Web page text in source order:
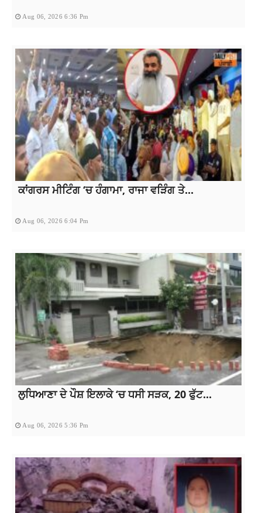
Aug 06, 2026 6:36 Pm
ਕਾਂਗਰਸ ਮੀਟਿੰਗ ‘ਚ ਹੰਗਾਮਾ, ਰਾਜਾ ਵੜਿੰਗ ਤੇ...
Aug 06, 2026 6:04 Pm
ਲੁਧਿਆਣਾ ਦੇ ਪੌਸ਼ ਇਲਾਕੇ ‘ਚ ਧਸੀ ਸੜਕ, 20 ਫੁੱਟ...
Aug 06, 2026 5:36 Pm